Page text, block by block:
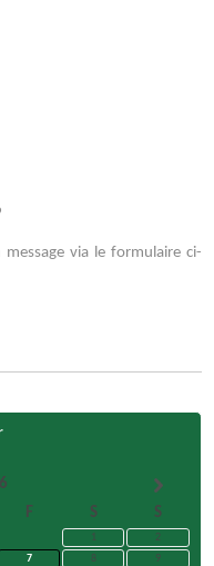
via le formulaire ci-
F S S
1
2
7 8 9